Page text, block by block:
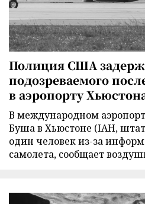
Полиция США
подозреваемого
в аэропорту
В международном
Буша в Хьюстоне (IAH,
один человек из-за
самолета, сообщает